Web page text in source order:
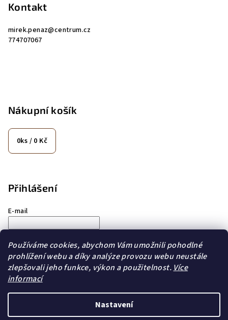
Používáme cookies, abychom Vám umožnili pohodlné
prohlížení webu a díky analýze provozu webu neustále
zlepšovali jeho funkce, výkon a použitelnost. Více
informací
Nastavení
Kontakt
mirek.penaz@centrum.cz
774707067
Nákupní košík
0ks / 0 Kč
Přihlášení
E-mail
Přihlásit se
Nová registrace